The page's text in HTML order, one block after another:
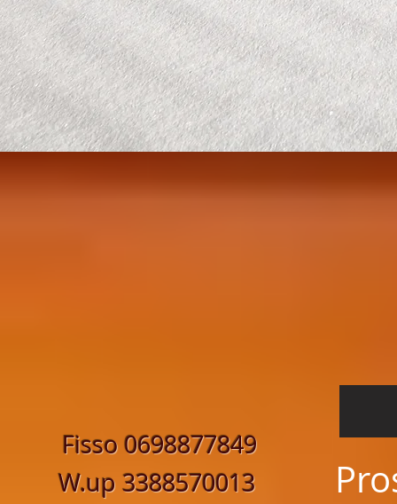
Fisso 0698877849
W.up 3388570013